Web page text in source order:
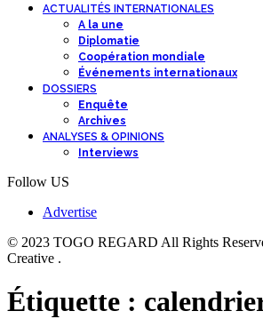
ACTUALITÉS INTERNATIONALES
A la une
Diplomatie
Coopération mondiale
Événements internationaux
DOSSIERS
Enquête
Archives
ANALYSES & OPINIONS
Interviews
Follow US
Advertise
© 2023 TOGO REGARD All Rights
Creative .
Étiquette :